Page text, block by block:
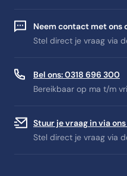
Neem contact met ons
Stel direct je vraag via
Bel ons: 0318 696 300
Bereikbaar op ma t/m
Stuur je vraag in via
Stel direct je vraag via